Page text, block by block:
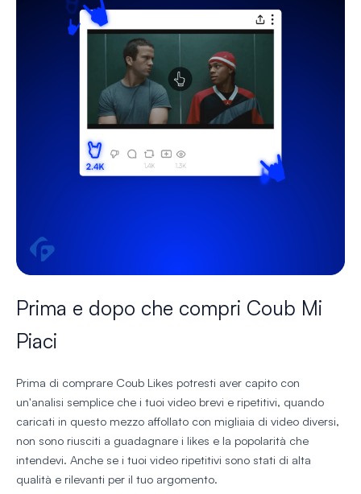
Prima e dopo che compri Coub Mi
Piaci
Prima di comprare Coub Likes potresti aver capito con
un'analisi semplice che i tuoi video brevi e ripetitivi, quando
caricati in questo mezzo affollato con migliaia di video diversi,
non sono riusciti a guadagnare i likes e la popolarità che
intendevi. Anche se i tuoi video ripetitivi sono stati di alta
qualità e rilevanti per il tuo argomento.